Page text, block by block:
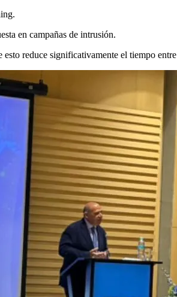
en campañas de intrusión.
reduce significativamente el tiempo